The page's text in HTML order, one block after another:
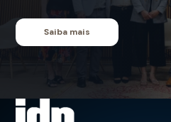
Saiba mais